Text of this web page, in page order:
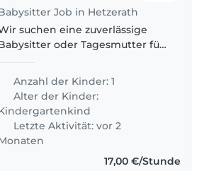
Job in Hetzerath
suchen eine zuverlässige
oder Tagesmutter für
freundlichen und verspielten
Vorschulkind. Unser Zuhause ist
ein Ort voller Lachen und
Abenteuer,..
Anzahl der Kinder: 1
Alter der Kinder:
Letzte Aktivität: vor 2
17,00 €/Stunde